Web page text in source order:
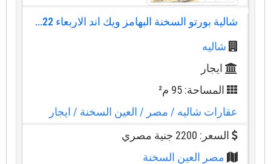
شالية بورتو السخنة البهامز ويك اند الاربعاء 22...
شاليه
ايجار
المساحة: 95 م²
عقارات شاليه/ مصر / العين السخنة/ ايجار
السعر: 2200 جنية مصري
مصر العين السخنة